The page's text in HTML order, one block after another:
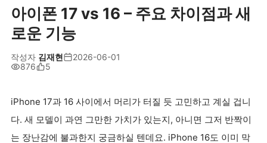
아이폰 17 vs 16 – 주요 차이점과 새
로운 기능
작성자 김재현
2026-06-01
876
5
iPhone 17과 16 사이에서 머리가 터질 듯 고민하고 계실 겁니
다. 새 모델이 과연 그만한 가치가 있는지, 아니면 그저 반짝이
는 장난감에 불과한지 궁금하실 텐데요. iPhone 16도 이미 막